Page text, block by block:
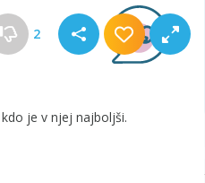
2
je v njej najboljši.